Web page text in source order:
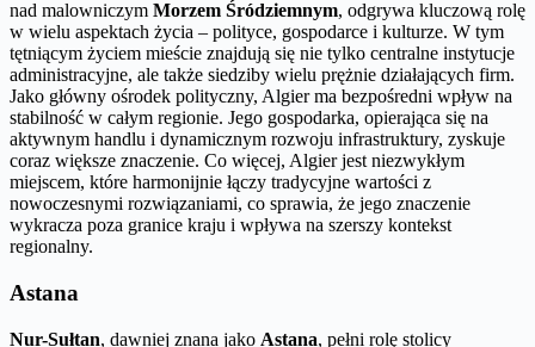
nad malowniczym Morzem Śródziemnym, odgrywa kluczową rolę
w wielu aspektach życia – polityce, gospodarce i kulturze. W tym
tętniącym życiem mieście znajdują się nie tylko centralne instytucje
administracyjne, ale także siedziby wielu prężnie działających firm.
Jako główny ośrodek polityczny, Algier ma bezpośredni wpływ na
stabilność w całym regionie. Jego gospodarka, opierająca się na
aktywnym handlu i dynamicznym rozwoju infrastruktury, zyskuje
coraz większe znaczenie. Co więcej, Algier jest niezwykłym
miejscem, które harmonijnie łączy tradycyjne wartości z
nowoczesnymi rozwiązaniami, co sprawia, że jego znaczenie
wykracza poza granice kraju i wpływa na szerszy kontekst
regionalny.
Astana
Nur-Sułtan, dawniej znana jako Astana, pełni rolę stolicy